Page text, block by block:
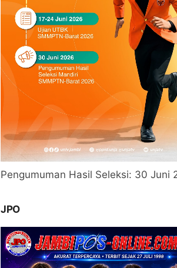
Pengumuman Hasil Seleksi: 30 Juni
JPO